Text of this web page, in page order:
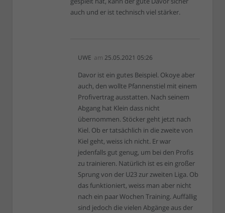
auch und er ist technisch viel stärker.
UWE am 25.05.2021 05:26
Davor ist ein gutes Beispiel. Okoye aber
auch, den wollte Pfannenstiel mit einem
Profivertrag ausstatten. Nach seinem
Abgang hat Klein dass nicht
übernommen. Stöcker geht jetzt nach
Kiel. Ob er tatsächlich in die zweite von
Kiel geht, weiss ich nicht. Er war
jedenfalls gut genug, um bei den Profis
zu trainieren. Natürlich ist es ein großer
Sprung von der U23 zur zweiten Liga. Ob
das funktioniert, weiss man aber nicht
nach ein paar Wochen Training. Auffällig
sind jedoch die vielen Abgänge aus der